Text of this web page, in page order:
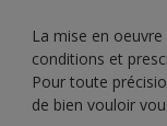
La mise en
conditions et
Pour toute
de bien vouloir